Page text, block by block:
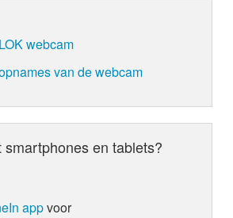
webcam
van de webcam
smartphones en tablets?
appvoor